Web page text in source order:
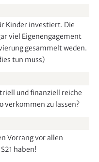
Kinder investiert. Die
viel Eigenengagement
gesammelt weden.
tun muss)
und finanziell reiche
verkommen zu lassen?
Vorrang vor allen
haben!